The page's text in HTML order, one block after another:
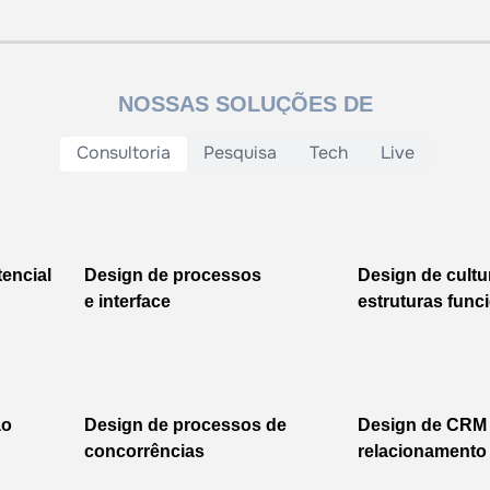
NOSSAS SOLUÇÕES DE
Consultoria Pesquisa Tech Live
Design de processos
e interface
Design de
estruturas
Design de processos de
concorrências
Design de CRM
relacionamento